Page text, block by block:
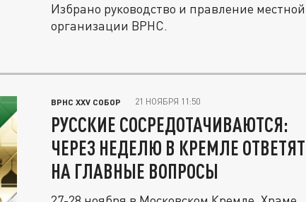
Избрано руководство и правление местной
организации ВРНС.
ВРНС XXV СОБОР 21 НОЯБРЯ 11:50
РУССКИЕ СОСРЕДОТАЧИВАЮТСЯ:
ЧЕРЕЗ НЕДЕЛЮ В КРЕМЛЕ ОТВЕТЯТ
НА ГЛАВНЫЕ ВОПРОСЫ